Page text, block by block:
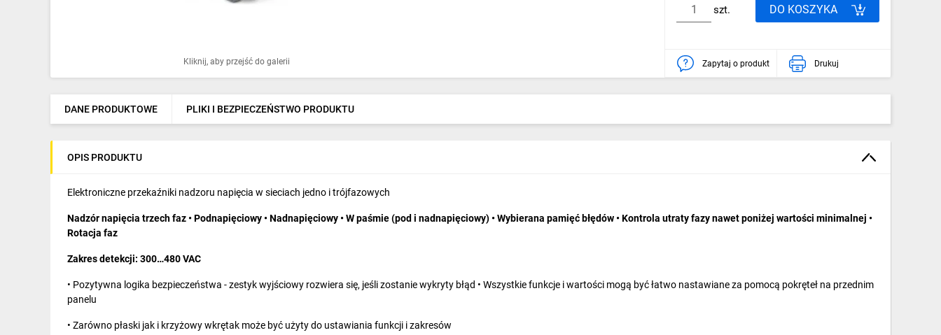
Ogrzewanie
Elektronarzędzia i mierniki
Napędy elektryczne
Pneumatyka
IT, GSM
Odzież ochronna i BHP
Kliknij, aby przejść do galerii
szt. DO KOSZYKA
Zapytaj o produkt Drukuj
DANE PRODUKTOWE PLIKI I BEZPIECZEŃSTWO PRODUKTU
OPIS PRODUKTU
Elektroniczne przekaźniki nadzoru napięcia w sieciach jedno i trójfazowych
Nadzór napięcia trzech faz • Podnapięciowy • Nadnapięciowy • W paśmie (pod i nadnapięciowy) • Wybierana pamięć błędów • Kontrola utraty fazy nawet poniżej wartości minimalnej •
Rotacja faz
Zakres detekcji: 300…480 VAC
• Pozytywna logika bezpieczeństwa - zestyk wyjściowy rozwiera się, jeśli zostanie wykryty błąd • Wszystkie funkcje i wartości mogą być łatwo nastawiane za pomocą pokręteł na przednim
panelu
• Zarówno płaski jak i krzyżowy wkrętak może być użyty do ustawiania funkcji i zakresów